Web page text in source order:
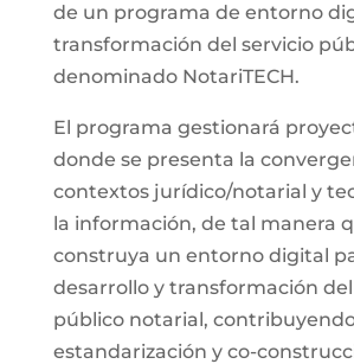
de un programa de entorno
transformación del servicio
denominado NotariTECH.
El programa gestionará
donde se presenta la
contextos jurídico/notarial y
la información, de tal manera
construya un entorno digital
desarrollo y transformación
público notarial,
estandarización y co-